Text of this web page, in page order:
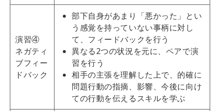
演習④
ネガティ
ブフィー
ドバック
部下自身があまり「悪かった」とい
う感覚を持っていない事柄に対し
て、フィードバックを行う
異なる2つの状況を元に、ペアで演
習を行う
相手の主張を理解した上で、的確に
問題行動の指摘、影響、今後に向け
ての行動を伝えるスキルを学ぶ